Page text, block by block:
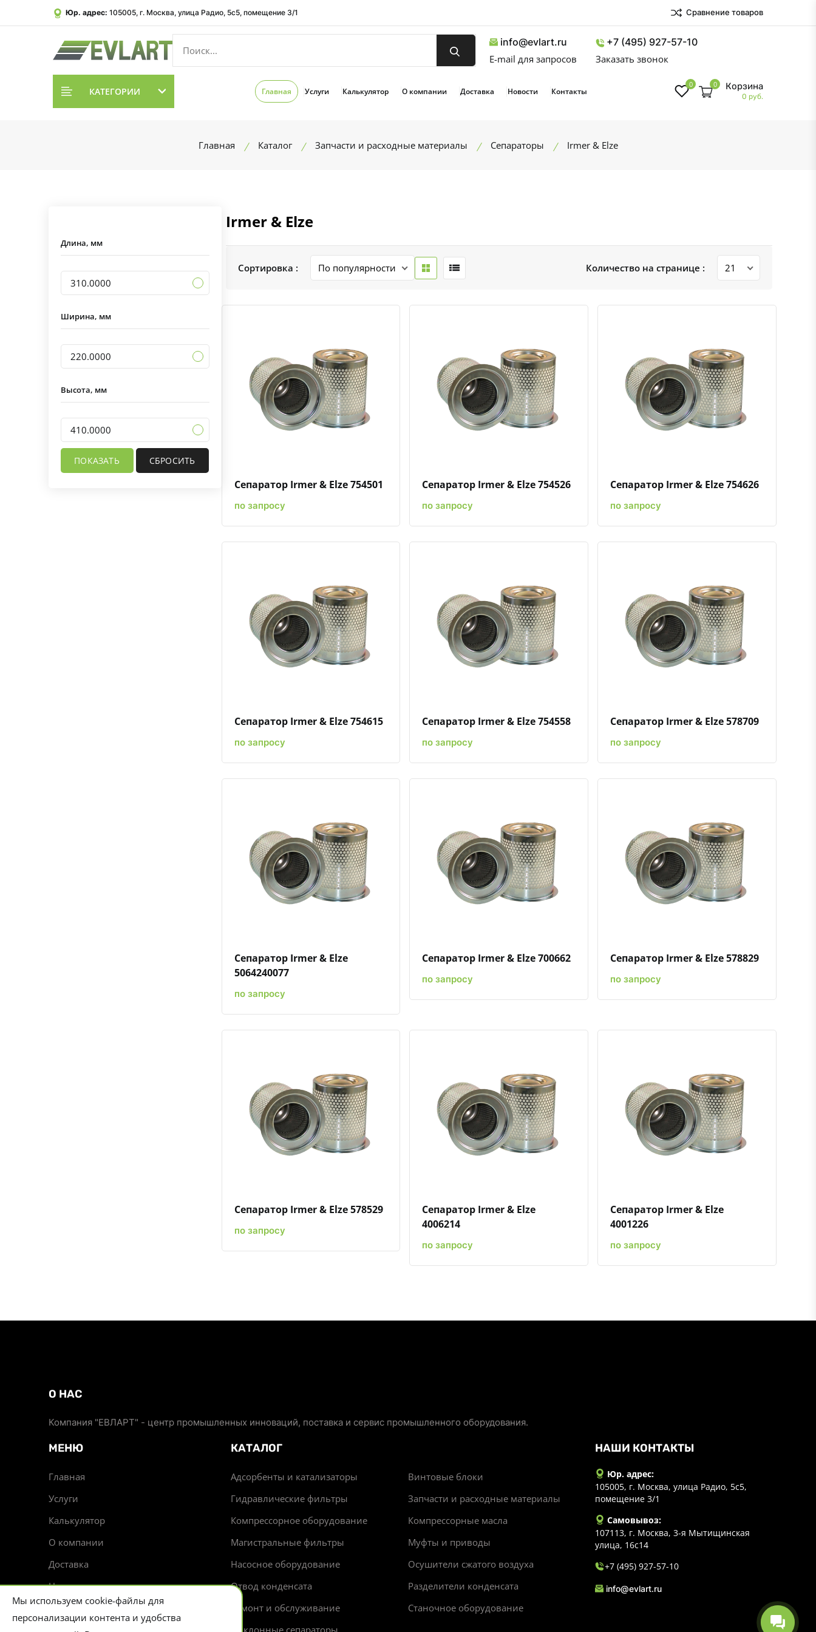
Юр. адрес: 105005, г. Москва, улица Радио, 5с5, помещение 3/1 Сравнение товаров
info@evlart.ru
E-mail для запросов
+7 (495) 927-57-10
Заказать звонок
КАТЕГОРИИ Главная Услуги Калькулятор О компании Доставка Новости Контакты
0 0 Корзина
0 руб.
Главная Каталог Запчасти и расходные материалы Сепараторы Irmer & Elze
Длина, мм
310.0000
Ширина, мм
220.0000
Высота, мм
410.0000
Irmer & Elze
Сортировка : Количество на странице :
Быстрый просмотрДобавить к сравнению
Добавить в избранное
Сепаратор Irmer & Elze 754501
по запросу
Быстрый просмотрДобавить к сравнению
Добавить в избранное
Сепаратор Irmer & Elze 754526
по запросу
Быстрый просмотрДобавить к сравнению
Добавить в избранное
Сепаратор Irmer & Elze 754626
по запросу
Быстрый просмотрДобавить к сравнению
Добавить в избранное
Сепаратор Irmer & Elze 754615
по запросу
Быстрый просмотрДобавить к сравнению
Добавить в избранное
Сепаратор Irmer & Elze 754558
по запросу
Быстрый просмотрДобавить к сравнению
Добавить в избранное
Сепаратор Irmer & Elze 578709
по запросу
Быстрый просмотрДобавить к сравнению
Добавить в избранное
Сепаратор Irmer & Elze
5064240077
по запросу
Быстрый просмотрДобавить к сравнению
Добавить в избранное
Сепаратор Irmer & Elze 700662
по запросу
Быстрый просмотрДобавить к сравнению
Добавить в избранное
Сепаратор Irmer & Elze 578829
по запросу
Быстрый просмотрДобавить к сравнению
Добавить в избранное
Сепаратор Irmer & Elze 578529
по запросу
Быстрый просмотрДобавить к сравнению
Добавить в избранное
Сепаратор Irmer & Elze
4006214
по запросу
Быстрый просмотрДобавить к сравнению
Добавить в избранное
Сепаратор Irmer & Elze
4001226
по запросу
О НАС
Компания "ЕВЛАРТ" - центр промышленных инноваций, поставка и сервис промышленного оборудования.
МЕНЮ
Главная
Услуги
Калькулятор
О компании
Доставка
Новости
Контакты
КАТАЛОГ
Адсорбенты и катализаторы
Винтовые блоки
Гидравлические фильтры
Запчасти и расходные материалы
Компрессорное оборудование
Компрессорные масла
Магистральные фильтры
Муфты и приводы
Насосное оборудование
Осушители сжатого воздуха
Отвод конденсата
Разделители конденсата
Ремонт и обслуживание
Станочное оборудование
Циклонные сепараторы
НАШИ КОНТАКТЫ
Юр. адрес:
105005, г. Москва, улица Радио, 5с5,
помещение 3/1
Самовывоз:
107113, г. Москва, 3-я Мытищинская
улица, 16с14
+7 (495) 927-57-10
info@evlart.ru
Мы используем cookie-файлы для
персонализации контента и удобства